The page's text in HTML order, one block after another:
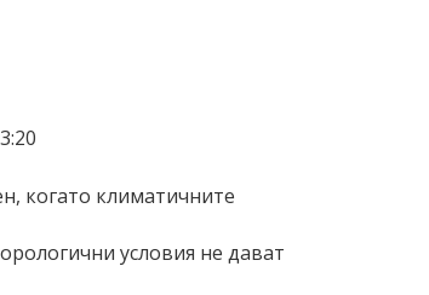
когато климатичните
условия не дават